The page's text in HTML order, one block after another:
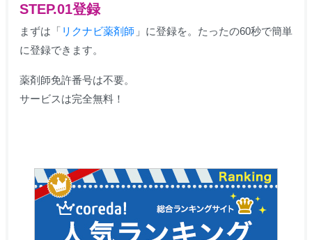
STEP.01登録
まずは「 リクナビ薬剤師 」に登録を。たったの60秒で簡単
に登録できます。
薬剤師免許番号は不要。
サービスは完全無料！